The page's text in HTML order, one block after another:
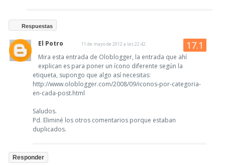
Respuestas
El Potro 11 de mayo de 2012 a las 22:42
Mira esta entrada de Oloblogger, la entrada que ahí
explican es para poner un ícono diferente según la
etiqueta, supongo que algo así necesitas:
http://www.oloblogger.com/2008/09/iconos-por-categoria-
en-cada-post.html
Saludos.
Pd. Eliminé los otros comentarios porque estaban
duplicados.
Responder